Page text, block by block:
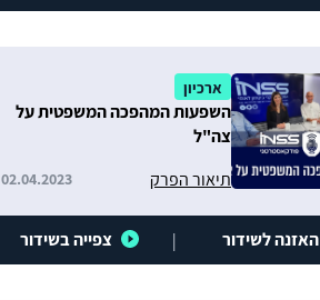
ארכיון
השפעות המהפכה המשפטית על
צה"ל
תיאור הפרק
02.04.2023
האזנה לשידור | צפייה בשידור